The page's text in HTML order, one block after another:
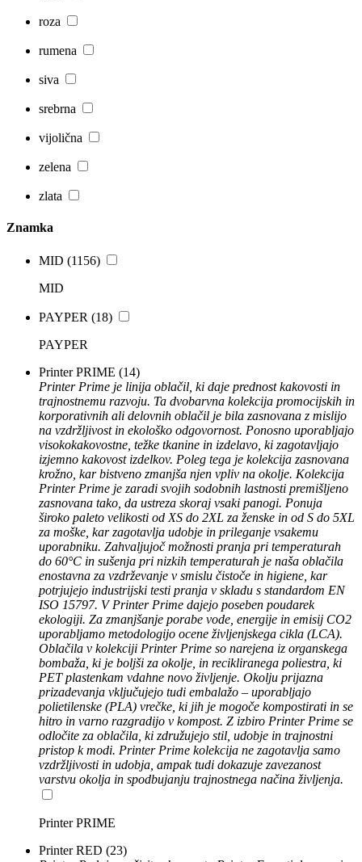
roza
rumena
siva
srebrna
vijolična
zelena
zlata
Znamka
MID (1156)
MID
PAYPER (18)
PAYPER
Printer PRIME (14)
Printer Prime je linija oblačil, ki daje prednost kakovosti in
trajnostnemu razvoju. Ta dvobarvna kolekcija promocijskih in
korporativnih ali delovnih oblačil je bila zasnovana z mislijo
na vzdržljivost in ekološko odgovornost. Ponosno uporabljajo
visokokakovostne, težke tkanine in izdelavo, ki zagotavljajo
izjemno kakovost izdelkov. Poleg tega je kolekcija zasnovana
krožno, kar bistveno zmanjša njen vpliv na okolje. Kolekcija
Printer Prime je zaradi svojih sodobnih lastnosti premišljeno
zasnovana tako, da ustreza skoraj vsaki panogi. Ponuja
široko paleto velikosti od XS do 2XL za ženske in od S do 5XL
za moške, kar zagotavlja udobje in prileganje vsakemu
uporabniku. Zahvaljujoč možnosti pranja pri temperaturah
do 60°C in sušenja pri nizkih temperaturah je naša oblačila
enostavna za vzdrževanje v smislu čistoče in higiene, kar
potrjujejo industrijski testi pranja v skladu s standardom EN
ISO 15797. V Printer Prime dajejo poseben poudarek
ekologiji. Za zmanjšanje porabe vode, energije in emisij CO2
uporabljamo metodologijo ocene življenjskega cikla (LCA).
Oblačila v kolekciji Printer Prime so narejena iz organskega
bombaža, ki je boljši za okolje, in recikliranega poliestra, ki
PET plastenkam vdahne novo življenje. Okolju prijazna
prizadevanja vključujejo tudi embalažo – uporabljajo
polietilenske (PLA) vrečke, ki jih je mogoče kompostirati in se
hitro in varno razgradijo v kompost. Z izbiro Printer Prime se
odločite za oblačila, ki združujejo stil, udobje in trajnostni
pristop k modi. Printer Prime kolekcija ne zagotavlja samo
vzdržljivosti in udobja, ampak tudi dokazuje zavezanost
varstvu okolja in spodbujanju trajnostnega načina življenja.
Printer PRIME
Printer RED (23)